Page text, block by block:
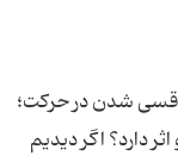
قسی شدن در حرکت؛
دارد؟ اگر دیدیم